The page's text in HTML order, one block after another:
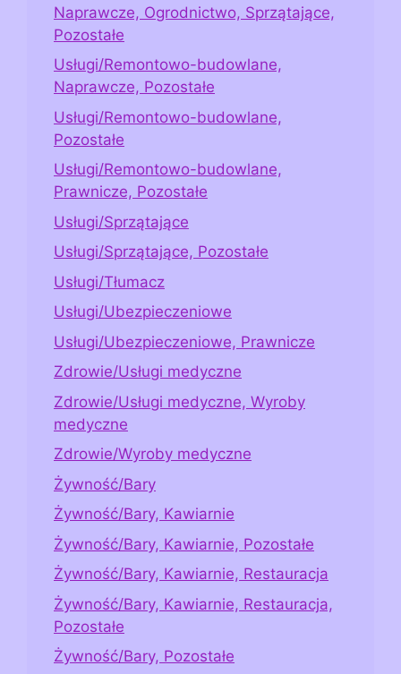
Naprawcze, Ogrodnictwo, Sprzątające,
Pozostałe
Usługi/Remontowo-budowlane,
Naprawcze, Pozostałe
Usługi/Remontowo-budowlane,
Pozostałe
Usługi/Remontowo-budowlane,
Prawnicze, Pozostałe
Usługi/Sprzątające
Usługi/Sprzątające, Pozostałe
Usługi/Tłumacz
Usługi/Ubezpieczeniowe
Usługi/Ubezpieczeniowe, Prawnicze
Zdrowie/Usługi medyczne
Zdrowie/Usługi medyczne, Wyroby
medyczne
Zdrowie/Wyroby medyczne
Żywność/Bary
Żywność/Bary, Kawiarnie
Żywność/Bary, Kawiarnie, Pozostałe
Żywność/Bary, Kawiarnie, Restauracja
Żywność/Bary, Kawiarnie, Restauracja,
Pozostałe
Żywność/Bary, Pozostałe